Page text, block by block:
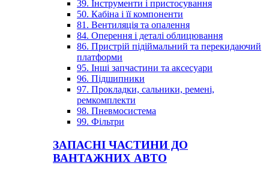
39. Інструменти і пристосування
50. Кабіна і її компоненти
81. Вентиляція та опалення
84. Оперення і деталі облицювання
86. Пристрій підіймальний та перекидаючий
платформи
95. Інші запчастини та аксесуари
96. Підшипники
97. Прокладки, сальники, ремені,
ремкомплекти
98. Пневмосистема
99. Фільтри
ЗАПАСНІ ЧАСТИНИ ДО
ВАНТАЖНИХ АВТО